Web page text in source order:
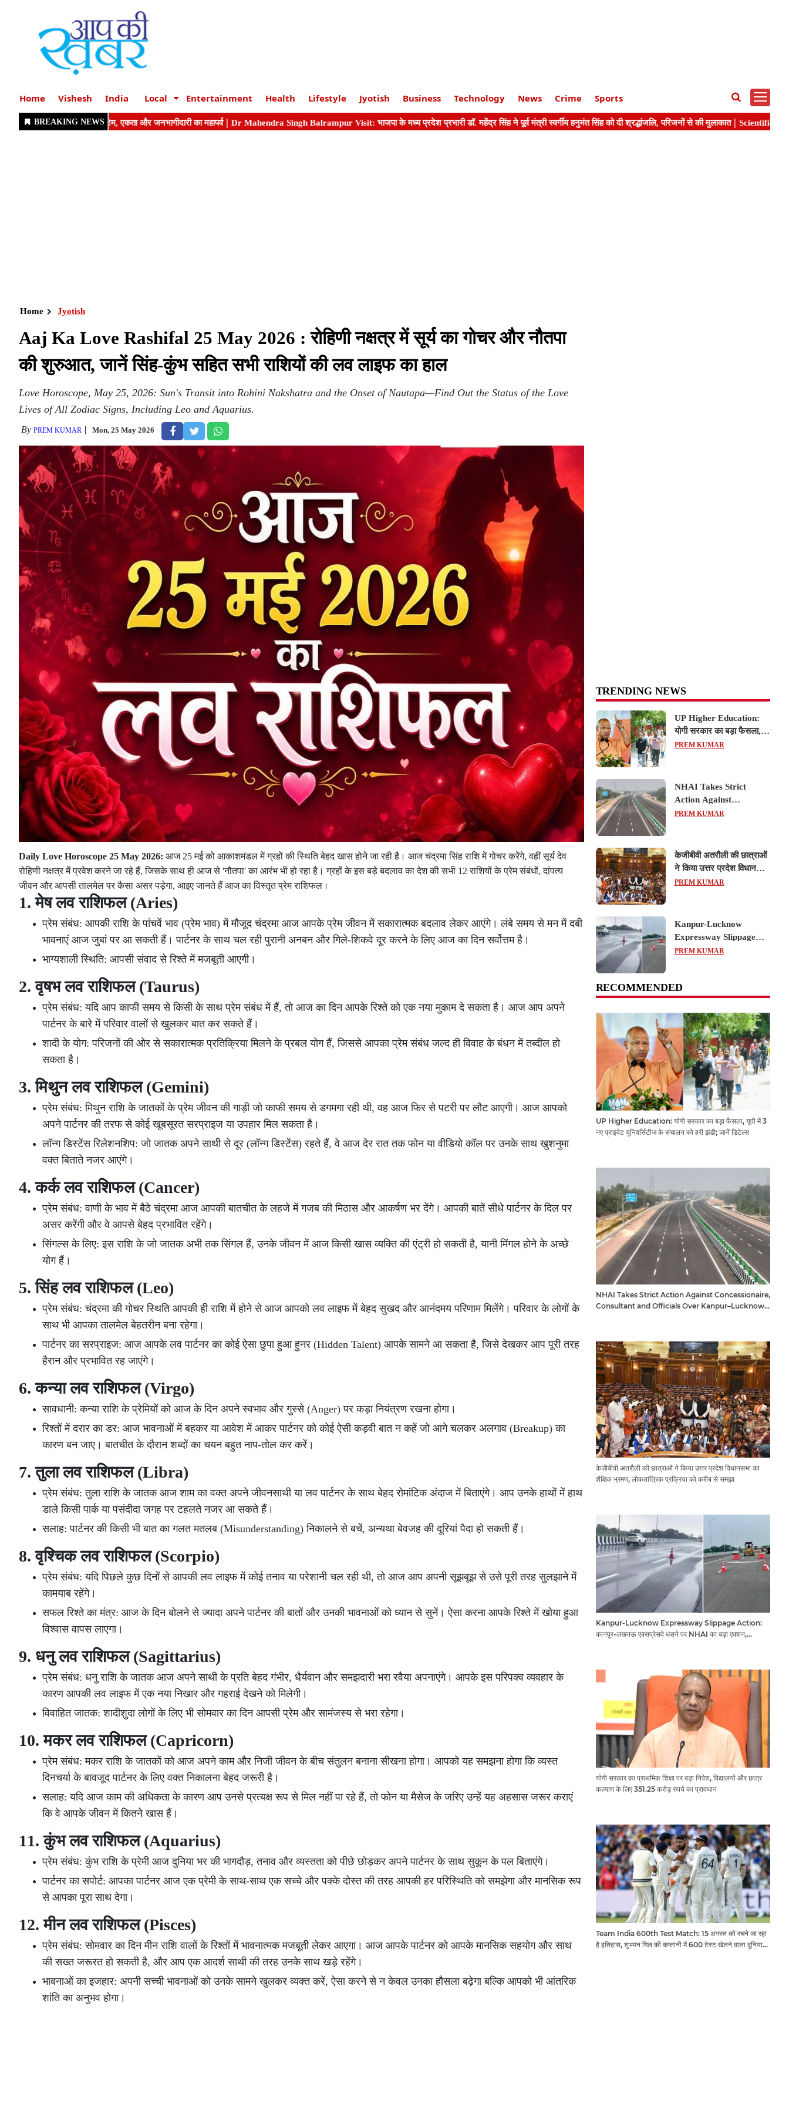
Home Vishesh India Local Entertainment Health Lifestyle Jyotish Business Technology News Crime Sports
Home Jyotish
Aaj Ka Love Rashifal 25 May 2026 : रोहिणी नक्षत्र में सूर्य का गोचर और नौतपा
की शुरुआत, जानें सिंह-कुंभ सहित सभी राशियों की लव लाइफ का हाल
Love Horoscope, May 25, 2026: Sun's Transit into Rohini Nakshatra and the Onset of Nautapa—Find Out the Status of the Love
Lives of All Zodiac Signs, Including Leo and Aquarius.
By PREM KUMAR Mon, 25 May 2026
Daily Love Horoscope 25 May 2026: आज 25 मई को आकाशमंडल में ग्रहों की स्थिति बेहद खास होने जा रही है। आज चंद्रमा सिंह राशि में गोचर करेंगे, वहीं सूर्य देव
रोहिणी नक्षत्र में प्रवेश करने जा रहे हैं, जिसके साथ ही आज से 'नौतपा' का आरंभ भी हो रहा है। ग्रहों के इस बड़े बदलाव का देश की सभी 12 राशियों के प्रेम संबंधों, दांपत्य
जीवन और आपसी तालमेल पर कैसा असर पड़ेगा, आइए जानते हैं आज का विस्तृत प्रेम राशिफल।
1. मेष लव राशिफल (Aries)
प्रेम संबंध: आपकी राशि के पांचवें भाव (प्रेम भाव) में मौजूद चंद्रमा आज आपके प्रेम जीवन में सकारात्मक बदलाव लेकर आएंगे। लंबे समय से मन में दबी
भावनाएं आज जुबां पर आ सकती हैं। पार्टनर के साथ चल रही पुरानी अनबन और गिले-शिकवे दूर करने के लिए आज का दिन सर्वोत्तम है।
भाग्यशाली स्थिति: आपसी संवाद से रिश्ते में मजबूती आएगी।
2. वृषभ लव राशिफल (Taurus)
प्रेम संबंध: यदि आप काफी समय से किसी के साथ प्रेम संबंध में हैं, तो आज का दिन आपके रिश्ते को एक नया मुकाम दे सकता है। आज आप अपने
पार्टनर के बारे में परिवार वालों से खुलकर बात कर सकते हैं।
शादी के योग: परिजनों की ओर से सकारात्मक प्रतिक्रिया मिलने के प्रबल योग हैं, जिससे आपका प्रेम संबंध जल्द ही विवाह के बंधन में तब्दील हो
सकता है।
3. मिथुन लव राशिफल (Gemini)
प्रेम संबंध: मिथुन राशि के जातकों के प्रेम जीवन की गाड़ी जो काफी समय से डगमगा रही थी, वह आज फिर से पटरी पर लौट आएगी। आज आपको
अपने पार्टनर की तरफ से कोई खूबसूरत सरप्राइज या उपहार मिल सकता है।
लॉन्ग डिस्टेंस रिलेशनशिप: जो जातक अपने साथी से दूर (लॉन्ग डिस्टेंस) रहते हैं, वे आज देर रात तक फोन या वीडियो कॉल पर उनके साथ खुशनुमा
वक्त बिताते नजर आएंगे।
4. कर्क लव राशिफल (Cancer)
प्रेम संबंध: वाणी के भाव में बैठे चंद्रमा आज आपकी बातचीत के लहजे में गजब की मिठास और आकर्षण भर देंगे। आपकी बातें सीधे पार्टनर के दिल पर
असर करेंगी और वे आपसे बेहद प्रभावित रहेंगे।
सिंगल्स के लिए: इस राशि के जो जातक अभी तक सिंगल हैं, उनके जीवन में आज किसी खास व्यक्ति की एंट्री हो सकती है, यानी मिंगल होने के अच्छे
योग हैं।
5. सिंह लव राशिफल (Leo)
प्रेम संबंध: चंद्रमा की गोचर स्थिति आपकी ही राशि में होने से आज आपको लव लाइफ में बेहद सुखद और आनंदमय परिणाम मिलेंगे। परिवार के लोगों के
साथ भी आपका तालमेल बेहतरीन बना रहेगा।
पार्टनर का सरप्राइज: आज आपके लव पार्टनर का कोई ऐसा छुपा हुआ हुनर (Hidden Talent) आपके सामने आ सकता है, जिसे देखकर आप पूरी तरह
हैरान और प्रभावित रह जाएंगे।
6. कन्या लव राशिफल (Virgo)
सावधानी: कन्या राशि के प्रेमियों को आज के दिन अपने स्वभाव और गुस्से (Anger) पर कड़ा नियंत्रण रखना होगा।
रिश्तों में दरार का डर: आज भावनाओं में बहकर या आवेश में आकर पार्टनर को कोई ऐसी कड़वी बात न कहें जो आगे चलकर अलगाव (Breakup) का
कारण बन जाए। बातचीत के दौरान शब्दों का चयन बहुत नाप-तोल कर करें।
7. तुला लव राशिफल (Libra)
प्रेम संबंध: तुला राशि के जातक आज शाम का वक्त अपने जीवनसाथी या लव पार्टनर के साथ बेहद रोमांटिक अंदाज में बिताएंगे। आप उनके हाथों में हाथ
डाले किसी पार्क या पसंदीदा जगह पर टहलते नजर आ सकते हैं।
सलाह: पार्टनर की किसी भी बात का गलत मतलब (Misunderstanding) निकालने से बचें, अन्यथा बेवजह की दूरियां पैदा हो सकती हैं।
8. वृश्चिक लव राशिफल (Scorpio)
प्रेम संबंध: यदि पिछले कुछ दिनों से आपकी लव लाइफ में कोई तनाव या परेशानी चल रही थी, तो आज आप अपनी सूझबूझ से उसे पूरी तरह सुलझाने में
कामयाब रहेंगे।
सफल रिश्ते का मंत्र: आज के दिन बोलने से ज्यादा अपने पार्टनर की बातों और उनकी भावनाओं को ध्यान से सुनें। ऐसा करना आपके रिश्ते में खोया हुआ
विश्वास वापस लाएगा।
9. धनु लव राशिफल (Sagittarius)
प्रेम संबंध: धनु राशि के जातक आज अपने साथी के प्रति बेहद गंभीर, धैर्यवान और समझदारी भरा रवैया अपनाएंगे। आपके इस परिपक्व व्यवहार के
कारण आपकी लव लाइफ में एक नया निखार और गहराई देखने को मिलेगी।
विवाहित जातक: शादीशुदा लोगों के लिए भी सोमवार का दिन आपसी प्रेम और सामंजस्य से भरा रहेगा।
10. मकर लव राशिफल (Capricorn)
प्रेम संबंध: मकर राशि के जातकों को आज अपने काम और निजी जीवन के बीच संतुलन बनाना सीखना होगा। आपको यह समझना होगा कि व्यस्त
दिनचर्या के बावजूद पार्टनर के लिए वक्त निकालना बेहद जरूरी है।
सलाह: यदि आज काम की अधिकता के कारण आप उनसे प्रत्यक्ष रूप से मिल नहीं पा रहे हैं, तो फोन या मैसेज के जरिए उन्हें यह अहसास जरूर कराएं
कि वे आपके जीवन में कितने खास हैं।
11. कुंभ लव राशिफल (Aquarius)
प्रेम संबंध: कुंभ राशि के प्रेमी आज दुनिया भर की भागदौड़, तनाव और व्यस्तता को पीछे छोड़कर अपने पार्टनर के साथ सुकून के पल बिताएंगे।
पार्टनर का सपोर्ट: आपका पार्टनर आज एक प्रेमी के साथ-साथ एक सच्चे और पक्के दोस्त की तरह आपकी हर परिस्थिति को समझेगा और मानसिक रूप
से आपका पूरा साथ देगा।
12. मीन लव राशिफल (Pisces)
प्रेम संबंध: सोमवार का दिन मीन राशि वालों के रिश्तों में भावनात्मक मजबूती लेकर आएगा। आज आपके पार्टनर को आपके मानसिक सहयोग और साथ
की सख्त जरूरत हो सकती है, और आप एक आदर्श साथी की तरह उनके साथ खड़े रहेंगे।
भावनाओं का इजहार: अपनी सच्ची भावनाओं को उनके सामने खुलकर व्यक्त करें, ऐसा करने से न केवल उनका हौसला बढ़ेगा बल्कि आपको भी आंतरिक
शांति का अनुभव होगा।
TRENDING NEWS
UP Higher Education:
योगी सरकार का बड़ा फैसला,
यूपी में 3 नए प्राइवेट
PREM KUMAR
NHAI Takes Strict
Action Against
Concessionaire,
Expressway Issues
PREM KUMAR
केजीबीवी अतरौली की छात्राओं
ने किया उत्तर प्रदेश विधानसभा
का शैक्षिक भ्रमण, लोकतांत्रिक
PREM KUMAR
Kanpur-Lucknow
Expressway Slippage
Action: कानपुर-लखनऊ
और कंपनियों पर गिरी गाज,
PREM KUMAR
RECOMMENDED
UP Higher Education: योगी सरकार का बड़ा फैसला, यूपी में 3
नए प्राइवेट यूनिवर्सिटीज के संचालन को हरी झंडी; जानें डिटेल्स
NHAI Takes Strict Action Against Concessionaire,
Consultant and Officials Over Kanpur–Lucknow
केजीबीवी अतरौली की छात्राओं ने किया उत्तर प्रदेश विधानसभा का
शैक्षिक भ्रमण, लोकतांत्रिक प्रक्रिया को करीब से समझा
Kanpur-Lucknow Expressway Slippage Action:
कानपुर-लखनऊ एक्सप्रेसवे धंसने पर NHAI का बड़ा एक्शन,
योगी सरकार का प्राथमिक शिक्षा पर बड़ा निवेश, विद्यालयों और छात्र
कल्याण के लिए 351.25 करोड़ रुपये का प्रावधान
Team India 600th Test Match: 15 अगस्त को रचने जा रहा
है इतिहास, शुभमन गिल की कप्तानी में 600 टेस्ट खेलने वाला दुनिया